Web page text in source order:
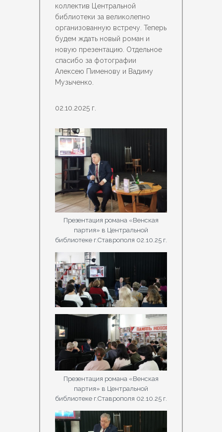
коллектив Центральной
библиотеки за великолепно
организованную встречу. Теперь
будем ждать новый роман и
новую презентацию. Отдельное
спасибо за фотографии
Алексею Пименову и Вадиму
Музыченко.
02.10.2025 г.
Презентация романа «Венская
партия» в Центральной
библиотеке г.Ставрополя 02.10.25 г.
Презентация романа «Венская
партия» в Центральной
библиотеке г.Ставрополя 02.10.25 г.